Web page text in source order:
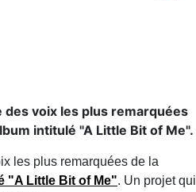
des voix les plus remarquées
intitulé "A Little Bit of Me".
les plus remarquées de la
"A Little Bit of Me". Un projet qui